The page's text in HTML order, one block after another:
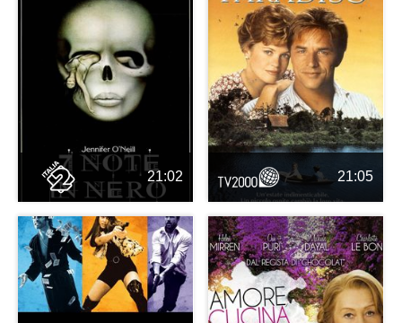
21:02 21:05